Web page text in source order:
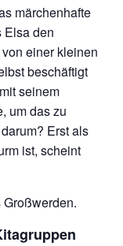
märchenhafte
Elsa den
einer kleinen
beschäftigt
seinem
um das zu
Erst als
ist, scheint